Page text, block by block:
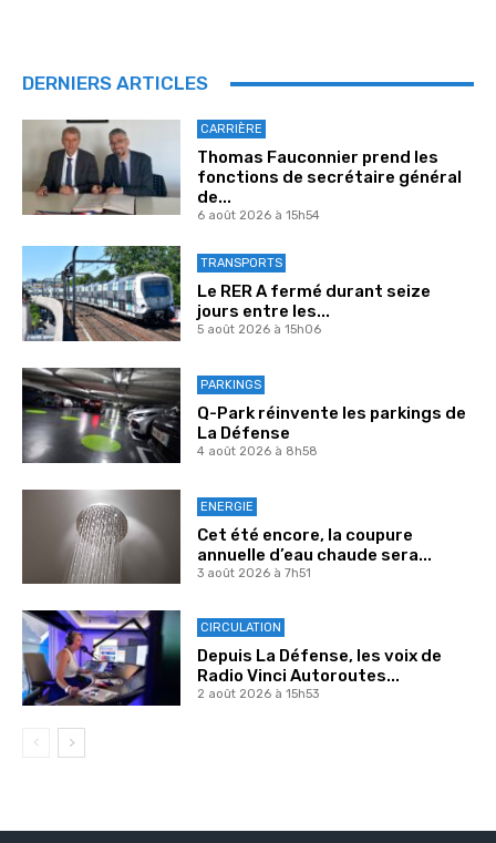
DERNIERS ARTICLES
CARRIÈRE
Thomas Fauconnier prend les
fonctions de secrétaire général
de...
6 août 2026 à 15h54
TRANSPORTS
Le RER A fermé durant seize
jours entre les...
5 août 2026 à 15h06
PARKINGS
Q-Park réinvente les parkings de
La Défense
4 août 2026 à 8h58
ENERGIE
Cet été encore, la coupure
annuelle d’eau chaude sera...
3 août 2026 à 7h51
CIRCULATION
Depuis La Défense, les voix de
Radio Vinci Autoroutes...
2 août 2026 à 15h53